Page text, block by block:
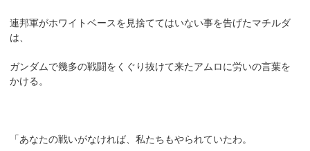
連邦軍がホワイトベースを見捨ててはいない事を告げたマチルダ
は、
ガンダムで幾多の戦闘をくぐり抜けて来たアムロに労いの言葉を
かける。
「あなたの戦いがなければ、私たちもやられていたわ。